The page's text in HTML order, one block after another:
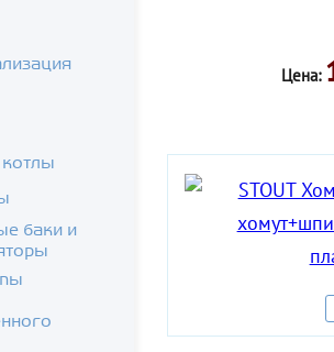
котлы
баки и
Цена: